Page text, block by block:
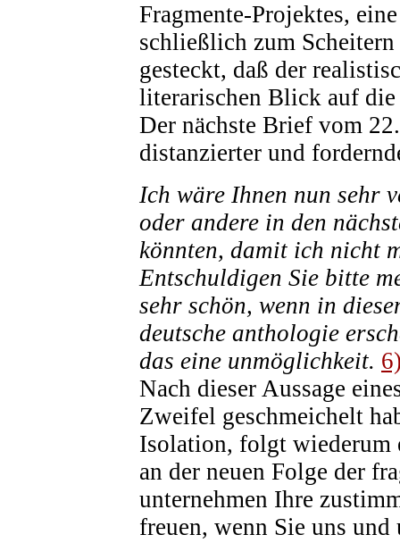
Fragmente-Projektes,
schließlich zum
gesteckt, daß der
literarischen Blick auf
Der nächste Brief vom
distanzierter und
Ich wäre Ihnen nun sehr
oder andere in den
könnten, damit ich nicht
Entschuldigen Sie bitte
sehr schön, wenn in
deutsche anthologie
das eine unmöglichkeit.
Nach dieser Aussage
Zweifel geschmeichelt
Isolation, folgt
an der neuen Folge der
unternehmen Ihre
freuen, wenn Sie uns und